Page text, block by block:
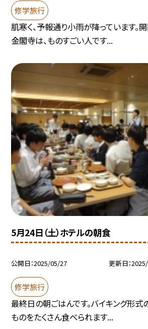
修学旅行
肌寒く、予報通り小雨が降っています。
金閣寺は、ものすごい人です...
5月24日（土）ホテルの朝食
公開日 2025/05/27 更新日
修学旅行
最終日の朝ごはんです。バイキング形式
ものをたくさん食べられます...